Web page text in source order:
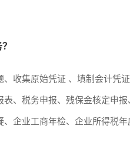
收集原始凭证 、填制会计凭证
、税务申报、残保金核定申
企业工商年检、企业所得税年